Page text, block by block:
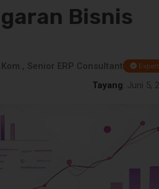
Bisnis
Senior ERP Consultant
Tayang: Juni 5,